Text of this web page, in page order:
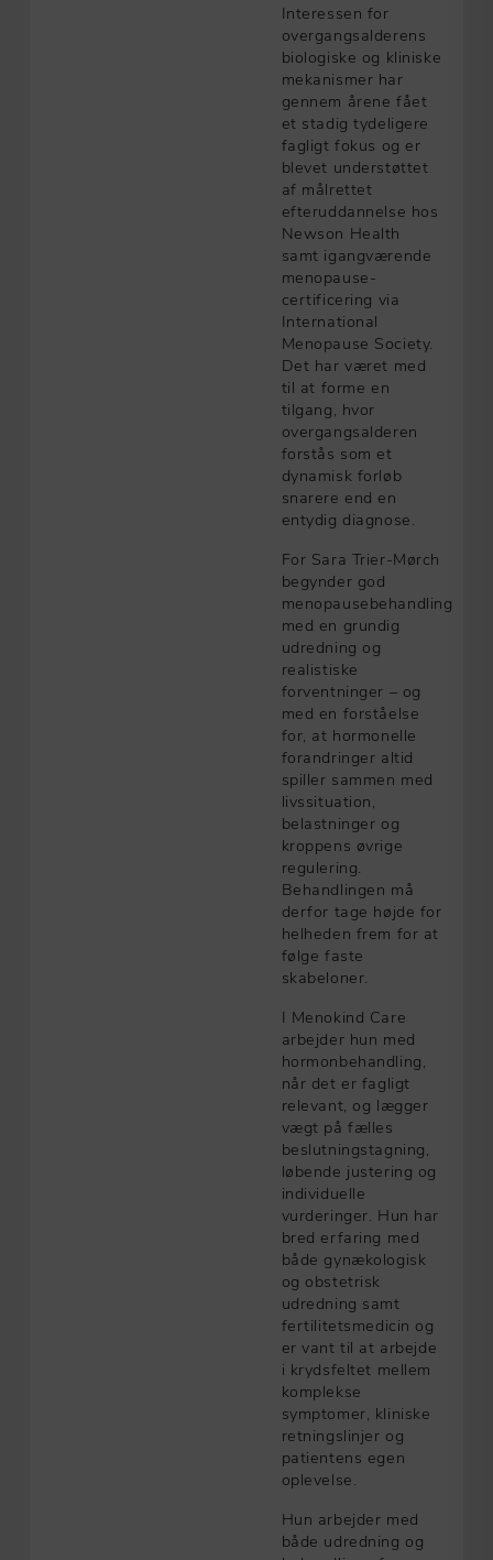
Interessen for
overgangsalderens
biologiske og kliniske
mekanismer har
gennem årene fået
et stadig tydeligere
fagligt fokus og er
blevet understøttet
af målrettet
efteruddannelse hos
Newson Health
samt igangværende
menopause-
certificering via
International
Menopause Society.
Det har været med
til at forme en
tilgang, hvor
overgangsalderen
forstås som et
dynamisk forløb
snarere end en
entydig diagnose.
For Sara Trier-Mørch
begynder god
menopausebehandling
med en grundig
udredning og
realistiske
forventninger – og
med en forståelse
for, at hormonelle
forandringer altid
spiller sammen med
livssituation,
belastninger og
kroppens øvrige
regulering.
Behandlingen må
derfor tage højde for
helheden frem for at
følge faste
skabeloner.
I Menokind Care
arbejder hun med
hormonbehandling,
når det er fagligt
relevant, og lægger
vægt på fælles
beslutningstagning,
løbende justering og
individuelle
vurderinger. Hun har
bred erfaring med
både gynækologisk
og obstetrisk
udredning samt
fertilitetsmedicin og
er vant til at arbejde
i krydsfeltet mellem
komplekse
symptomer, kliniske
retningslinjer og
patientens egen
oplevelse.
Hun arbejder med
både udredning og